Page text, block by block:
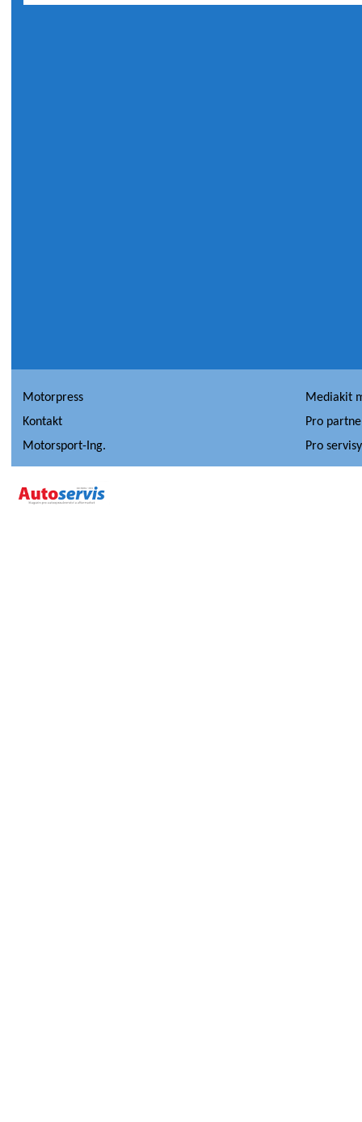
Motorpress
Mediakit
Kontakt
Pro
Motorsport-Ing.
Pro servisy